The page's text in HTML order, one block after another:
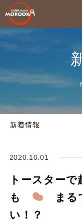
新着情報
2020.10.01
トースター
も
まる
い！？